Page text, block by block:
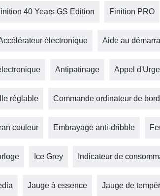
40 Years GS Edition Finition PRO
électronique Aide au
Antipatinage Appel
réglable Commande ordinateur de
couleur Embrayage anti-dribble
Ice Grey Indicateur de
Jauge à essence Jauge de